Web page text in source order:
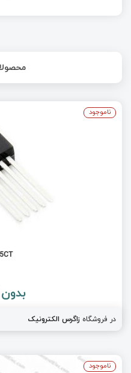
در فروشگاه زاگرس الکترونیک
ناموجود
ناموجود